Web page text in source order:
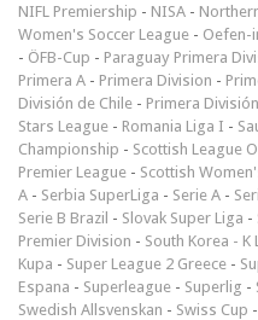
NIFL Premiership - NISA -
Women's Soccer League - Oefen-
- ÖFB-Cup - Paraguay Primera
Primera A - Primera Division -
División de Chile - Primera
Stars League - Romania Liga I -
Championship - Scottish League
Premier League - Scottish
A - Serbia SuperLiga - Serie A -
Serie B Brazil - Slovak Super Liga -
Premier Division - South Korea - K
Kupa - Super League 2 Greece -
Espana - Superleague - Superlig -
Swedish Allsvenskan - Swiss Cup -